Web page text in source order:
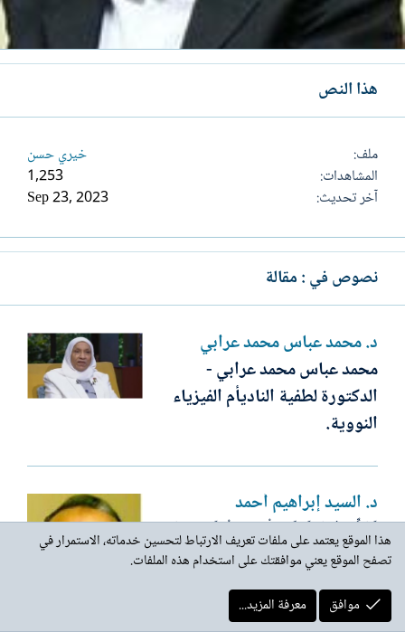
هذا النص
ملف
خيري حسن
المشاهدات
1,253
آخر تحديث
Sep 23, 2023
نصوص في : مقالة
د. محمد عباس محمد عرابي
محمد عباس محمد عرابي -
الدكتورة لطفية الناديأم الفيزياء
النووية.
د. السيد إبراهيم أحمد
تَجَلِّيَاتُ عَبْقَرِيَّةِ الْإِمَامِ الْبُخَارِيِّ: بَيْنَ
الدِّقَّةِ الْحَدِيثِيَّةِ وَالِاسْتِنْبَاطِ
الْفِقْهِيِّ..
هذا الموقع يعتمد على ملفات تعريف الارتباط لتحسين خدماته، الاستمرار في
تصفح الموقع يعني موافقتك على استخدام هذه الملفات.
موافق
معرفة المزيد...